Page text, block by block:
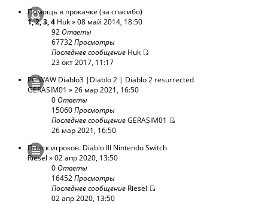
Помощь в прокачке (за спасибо)
1,2,3,4 Huk» 08 май 2014, 18:50
92Ответы
67732Просмотры
Последнее сообщение Huk
23 окт 2017, 11:17
PC WAW Diablo3 |Diablo 2 | Diablo 2 resurrected
GERASIM01 » 26 мар 2021, 16:50
0Ответы
15060Просмотры
Последнее сообщениеGERASIM01
26 мар 2021, 16:50
Поиск игроков. Diablo III Nintendo Switch
Riesel » 02 апр 2020, 13:50
0Ответы
16452Просмотры
Последнее сообщение Riesel
02 апр 2020, 13:50